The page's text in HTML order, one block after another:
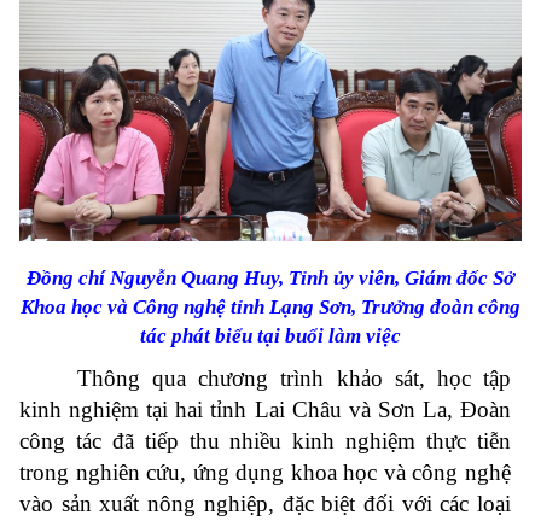
Đồng chí Nguyễn Quang Huy, Tỉnh ủy viên, Giám đốc Sở
Khoa học và Công nghệ tỉnh Lạng Sơn, Trưởng đoàn công
tác phát biểu tại buổi làm việc
Thông qua chương trình khảo sát, học tập
kinh nghiệm tại hai tỉnh Lai Châu và Sơn La, Đoàn
công tác đã tiếp thu nhiều kinh nghiệm thực tiễn
trong nghiên cứu, ứng dụng khoa học và công nghệ
vào sản xuất nông nghiệp, đặc biệt đối với các loại